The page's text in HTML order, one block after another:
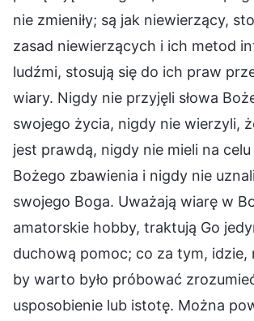
nie zmieniły; są jak niewierzący,
zasad niewierzących i ich metod
ludźmi, stosują się do ich praw
wiary. Nigdy nie przyjęli słowa
swojego życia, nigdy nie wierzyli,
jest prawdą, nigdy nie mieli na
Bożego zbawienia i nigdy nie
swojego Boga. Uważają wiarę w
amatorskie hobby, traktują Go
duchową pomoc; co za tym, idzie,
by warto było próbować
usposobienie lub istotę. Można